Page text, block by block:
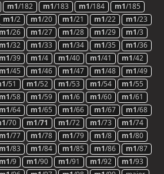
m1/182 m1/183 m1/184 m1/185
m1/2 m1/20 m1/21 m1/22 m1/23
m1/26 m1/27 m1/28 m1/29 m1/3
m1/32 m1/33 m1/34 m1/35 m1/36
m1/39 m1/4 m1/40 m1/41 m1/42
m1/45 m1/46 m1/47 m1/48 m1/49
/51 m1/52 m1/53 m1/54 m1/55
m1/58 m1/59 m1/6 m1/60 m1/61
m1/64 m1/65 m1/66 m1/67 m1/68
/70 m1/71 m1/72 m1/73 m1/74
m1/77 m1/78 m1/79 m1/8 m1/80
m1/83 m1/84 m1/85 m1/86 m1/87
m1/9 m1/90 m1/91 m1/92 m1/93